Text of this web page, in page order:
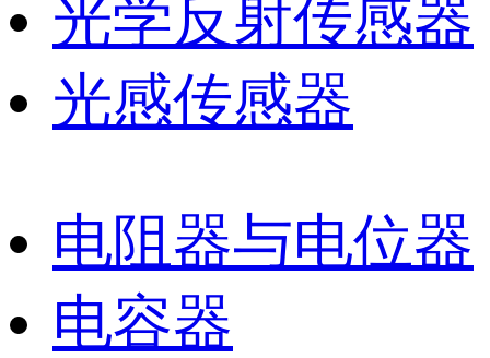
光学反射传感器
光感传感器
电阻器与电位器
电容器